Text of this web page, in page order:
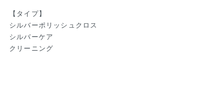
【タイプ】
シルバーポリッシュクロス
シルバーケア
クリーニング